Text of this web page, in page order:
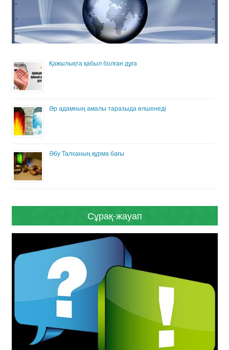
Қажылықта қабыл болған дұға
Әр адамның амалы таразыда өлшенеді
Әбу Талханың құрма бағы
Сұрақ-жауап